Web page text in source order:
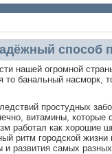
способ
нашей огромной
банальный насморк,
простудных
витамины,
работал как хорошие
ритм городской
развития самых